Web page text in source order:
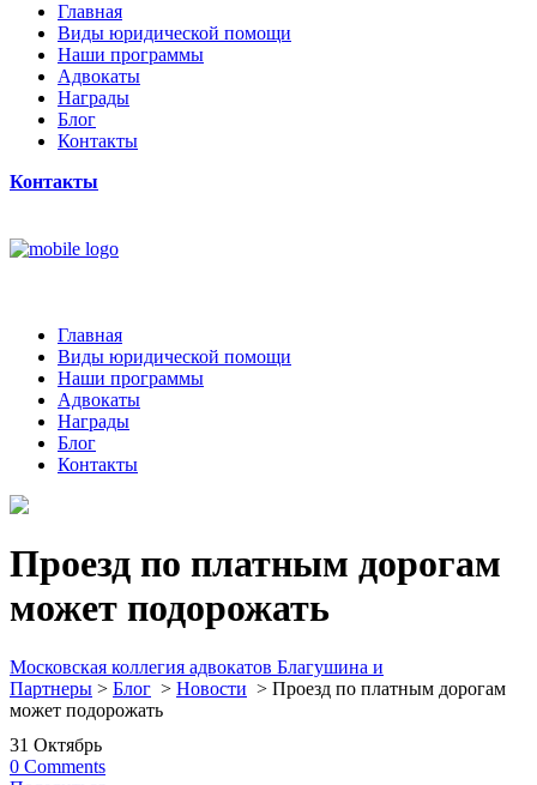
Главная
Виды юридической помощи
Наши программы
Адвокаты
Награды
Блог
Контакты
Контакты
Главная
Виды юридической помощи
Наши программы
Адвокаты
Награды
Блог
Контакты
Проезд по платным дорогам
может подорожать
Московская коллегия адвокатов Благушина и
Партнеры > Блог > Новости > Проезд по платным дорогам
может подорожать
31 Октябрь
0 Comments